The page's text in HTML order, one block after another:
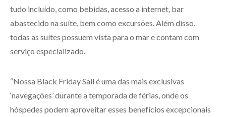
tudo incluído, como bebidas, acesso a internet, bar
abastecido na suíte, bem como excursões. Além disso,
todas as suítes possuem vista para o mar e contam com
serviço especializado.
“Nossa Black Friday Sail é uma das mais exclusivas
‘navegações’ durante a temporada de férias, onde os
hóspedes podem aproveitar esses benefícios excepcionais